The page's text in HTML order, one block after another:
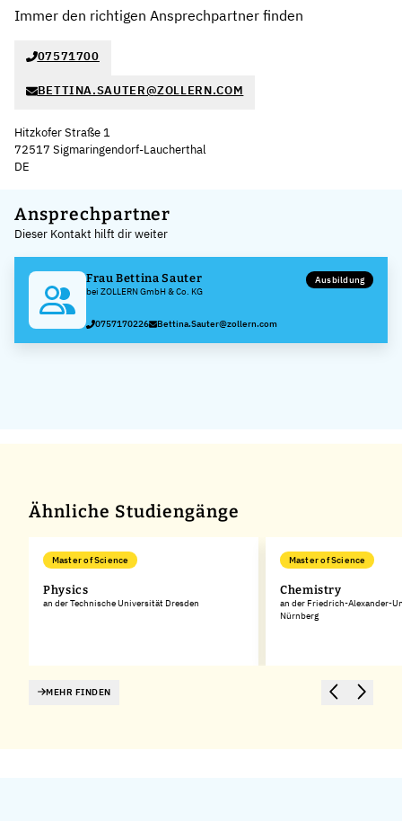
Immer den richtigen Ansprechpartner finden
07571700
BETTINA.SAUTER@ZOLLERN.COM
Hitzkofer Straße 1
72517 Sigmaringendorf-Laucherthal
DE
+
−
Ansprechpartner
Dieser Kontakt hilft dir weiter
Frau Bettina Sauter
bei ZOLLERN GmbH & Co. KG
Ausbildung
0757170226 Bettina.Sauter@zollern.com
Ähnliche Studiengänge
Master of Science
Physics
an der Technische Universität Dresden
Master of Science
Chemistry
an der Friedrich-Alexander-
Nürnberg
MEHR FINDEN